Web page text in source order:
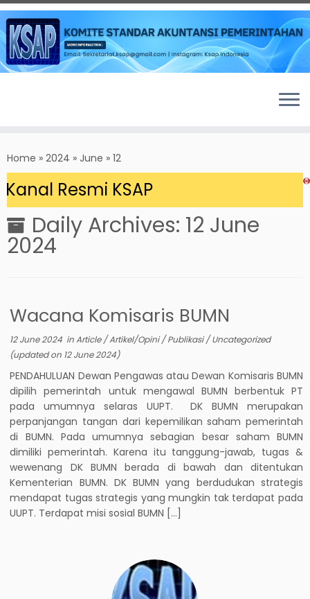
to
content
Home » 2024 » June » 12
Resmi KSAP
Daily Archives: 12 June
2024
Wacana Komisaris BUMN
12 June 2024 inArticle/Artikel/Opini/Publikasi/Uncategorized
(updated on 12 June 2024)
PENDAHULUAN Dewan Pengawas atau Dewan Komisaris BUMN
dipilih pemerintah untuk mengawal BUMN berbentuk PT
pada umumnya selaras UUPT. DK BUMN merupakan
perpanjangan tangan dari kepemilikan saham pemerintah
di BUMN. Pada umumnya sebagian besar saham BUMN
dimiliki pemerintah. Karena itu tanggung-jawab, tugas &
wewenang DK BUMN berada di bawah dan ditentukan
Kementerian BUMN. DK BUMN yang berdudukan strategis
mendapat tugas strategis yang mungkin tak terdapat pada
UUPT. Terdapat misi sosial BUMN […]